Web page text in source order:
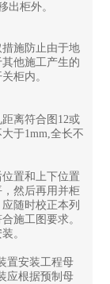
出柜外。
施防止由于地
他施工产生的
柜内。
离符合图12或
于1mm,全长不
置和上下位置
然后再用并柜
随时校正本列
施工图要求。
。
置安装工程母
应根据预制母